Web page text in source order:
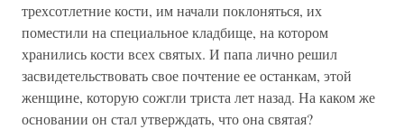
трехсотлетние кости, им начали поклоняться, их
поместили на специальное кладбище, на котором
хранились кости всех святых. И папа лично решил
засвидетельствовать свое почтение ее останкам, этой
женщине, которую сожгли триста лет назад. На каком же
основании он стал утверждать, что она святая?